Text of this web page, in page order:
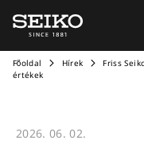
Főoldal Hírek
Friss
értékek
2026. 06. 02.